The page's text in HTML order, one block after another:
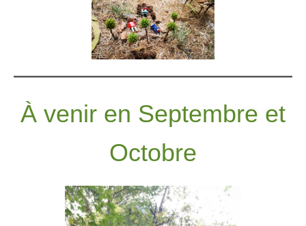
À venir en Septembre et
Octobre